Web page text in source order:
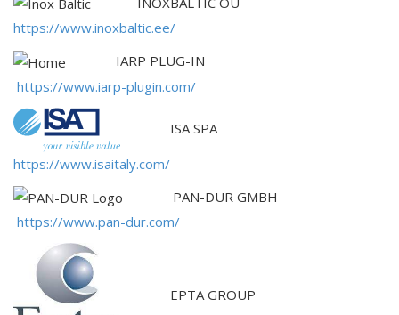
https://www.inoxbaltic.ee/
IARP PLUG-IN
https://www.iarp-plugin.com/
ISA SPA
https://www.isaitaly.com/
PAN-DUR GMBH
https://www.pan-dur.com/
EPTA GROUP